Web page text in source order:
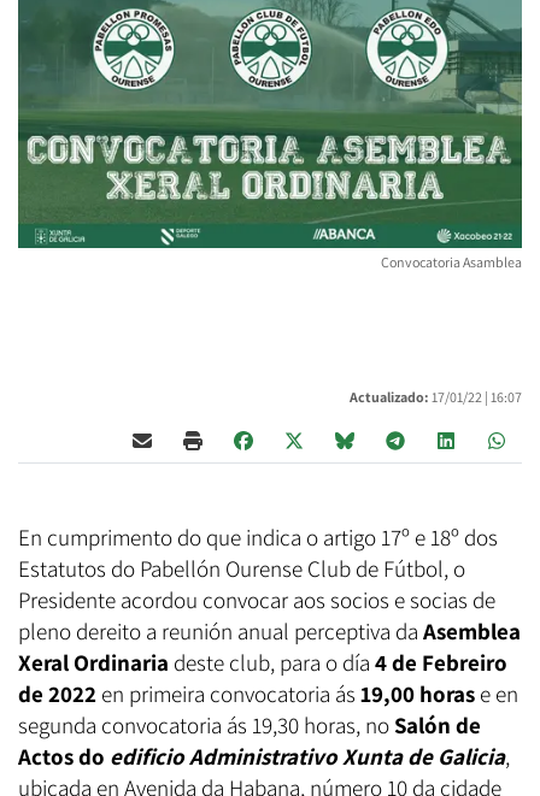
Convocatoria Asamblea
Actualizado: 17/01/22 | 16:07
En cumprimento do que indica o artigo 17º e 18º dos
Estatutos do Pabellón Ourense Club de Fútbol, o
Presidente acordou convocar aos socios e socias de
pleno dereito a reunión anual perceptiva da Asemblea
Xeral Ordinaria deste club, para o día 4 de Febreiro
de 2022 en primeira convocatoria ás 19,00 horas e en
segunda convocatoria ás 19,30 horas, noSalón de
Actos do edificio Administrativo Xunta de Galicia,
ubicada en Avenida da Habana, número 10 da cidade